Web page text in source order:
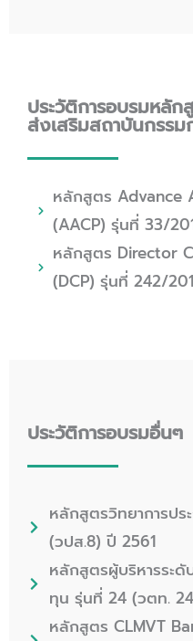
ประวัติการอบรมหลั
ส่งเสริมสถาบันกรรม
หลักสูตร Advance
(AACP) รุ่นที่ 33/
หลักสูตร Director
(DCP) รุ่นที่ 242/
ประวัติการอบรมอื่นๆ
หลักสูตรวิทยาการป
(วปส.8) ปี 2561
หลักสูตรผู้บริหารระ
ทุน รุ่นที่ 24 (วตท.
หลักสูตร CLMVT